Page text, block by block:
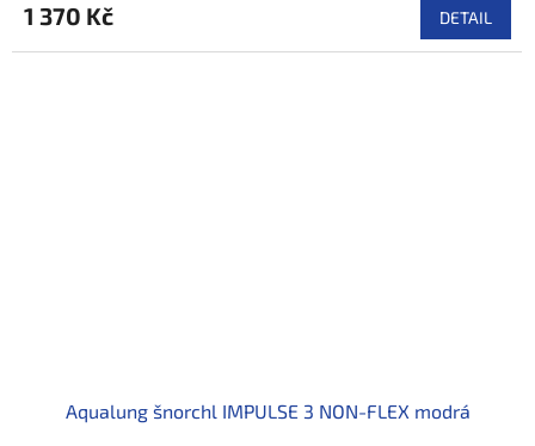
1 370 Kč DETAIL
Aqualung šnorchl IMPULSE 3 NON-FLEX modrá